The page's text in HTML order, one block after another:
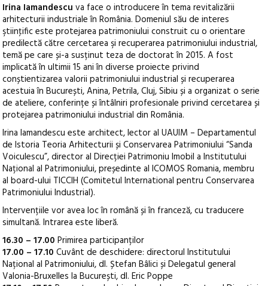
Irina Iamandescu va face o introducere în tema revitalizării
arhitecturii industriale în România. Domeniul său de interes
ştiinţific este protejarea patrimoniului construit cu o orientare
predilectă către cercetarea şi recuperarea patrimoniului industrial,
temă pe care și-a susținut teza de doctorat în 2015. A fost
implicată în ultimii 15 ani în diverse proiecte privind
conștientizarea valorii patrimoniului industrial și recuperarea
acestuia în București, Anina, Petrila, Cluj, Sibiu și a organizat o serie
de ateliere, conferințe și întâlniri profesionale privind cercetarea și
protejarea patrimoniului industrial din România.
Irina Iamandescu este architect, lector al UAUIM – Departamentul
de Istoria Teoria Arhitecturii și Conservarea Patrimoniului “Sanda
Voiculescu”, director al Direcției Patrimoniu Imobil a Institutului
Național al Patrimoniului, președinte al ICOMOS Romania, membru
al board-ului TICCIH (Comitetul International pentru Conservarea
Patrimoniului Industrial).
Intervențiile vor avea loc în română și în franceză, cu traducere
simultană. Intrarea este liberă.
16.30 – 17.00 Primirea participanților
17.00 – 17.10 Cuvânt de deschidere: directorul Institutului
Național al Patrimoniului, dl. Ștefan Bâlici și Delegatul general
Valonia-Bruxelles la București, dl. Eric Poppe